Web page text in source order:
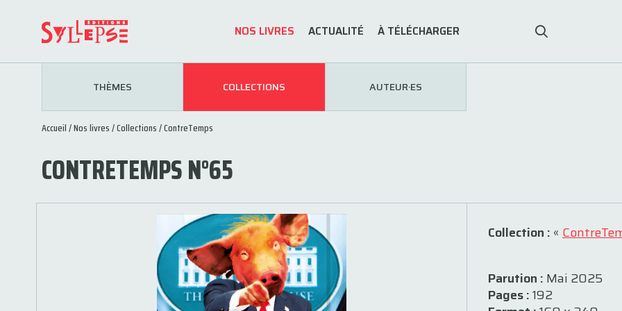
NOS LIVRES ACTUALITÉ À TÉLÉCHARGER
THÈMES COLLECTIONS AUTEUR·ES
Accueil/Nos livres/Collections/ContreTemps
CONTRETEMPS N°65
Collection : «
Parution : Mai 2025
Pages :192